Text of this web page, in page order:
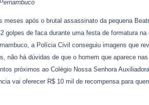
meses após o brutal assassinato da pequena
golpes de faca durante uma festa de formatura
a Polícia Civil conseguiu imagens que
não há dúvidas de que o homem que aparece
próximos ao Colégio Nossa Senhora
vai oferecer R$ 10 mil de recompensa para